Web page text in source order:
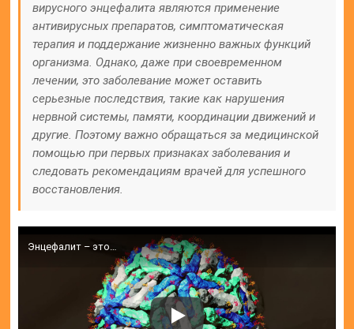
вирусного энцефалита являются применение
антивирусных препаратов, симптоматическая
терапия и поддержание жизненно важных функций
организма. Однако, даже при своевременном
лечении, это заболевание может оставить
серьезные последствия, такие как нарушения
нервной системы, памяти, координации движений и
другие. Поэтому важно обращаться за медицинской
помощью при первых признаках заболевания и
следовать рекомендациям врачей для успешного
восстановления.
Энцефалит – это…